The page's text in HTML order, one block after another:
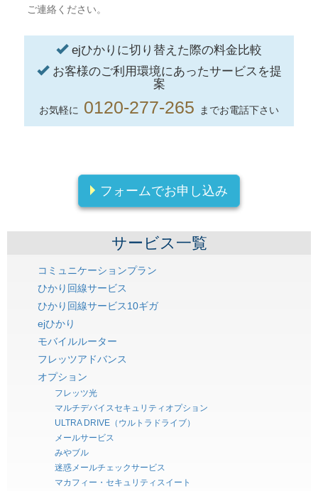
ご連絡ください。
ejひかりに切り替えた際の料金比較
お客様のご利用環境にあったサービスを提
案
お気軽に 0120-277-265 までお電話下さい
フォームでお申し込み
サービス一覧
コミュニケーションプラン
ひかり回線サービス
ひかり回線サービス10ギガ
ejひかり
モバイルルーター
フレッツアドバンス
オプション
フレッツ光
マルチデバイスセキュリティオプション
ULTRA DRIVE（ウルトラドライブ）
メールサービス
みやブル
迷惑メールチェックサービス
マカフィー・セキュリティスイート